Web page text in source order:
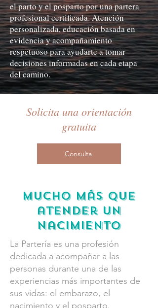
el parto y el posparto por una partera
profesional certificada. Atención
personalizada, educación basada en
evidencia y acompañamiento
respetuoso para ayudarte a tomar
decisiones informadas en cada etapa
del camino.
Solicita una orientación
gratuita
Consulta
Mucho más que
atender un
nacimiento
La Partería es una profesión
dedicada a acompañar a las
personas durante una de las
experiencias más importantes de
sus vidas: el embarazo, el
nacimiento y el posparto.